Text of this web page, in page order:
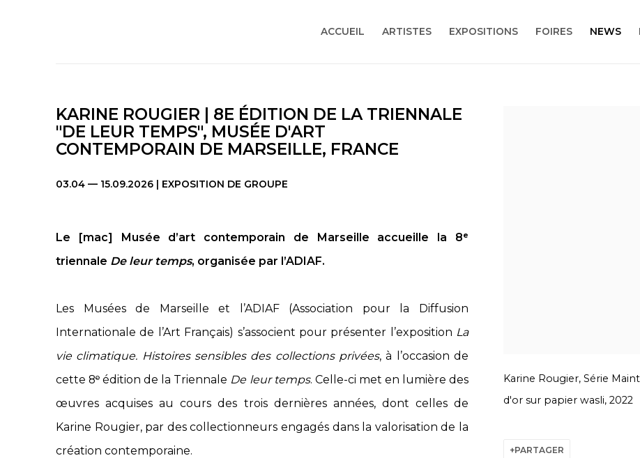
ACCUEIL ARTISTES EXPOSITIONS FOIRES NEWS
KARINE ROUGIER | 8E ÉDITION DE LA TRIENNALE
"DE LEUR TEMPS", MUSÉE D'ART
CONTEMPORAIN DE MARSEILLE, FRANCE
03.04 — 15.09.2026 | EXPOSITION DE GROUPE
Karine Rougier, Série
d'or sur papier wasli, 2022
PARTAGER
Le [mac] Musée d’art contemporain de Marseille accueille la 8ᵉ
triennale De leur temps, organisée par l’ADIAF.
Les Musées de Marseille et l’ADIAF (Association pour la Diffusion
Internationale de l’Art Français) s’associent pour présenter l’exposition La
vie climatique. Histoires sensibles des collections privées, à l’occasion de
cette 8ᵉ édition de la Triennale De leur temps. Celle-ci met en lumière des
œuvres acquises au cours des trois dernières années, dont celles de
Karine Rougier, par des collectionneurs engagés dans la valorisation de la
création contemporaine.